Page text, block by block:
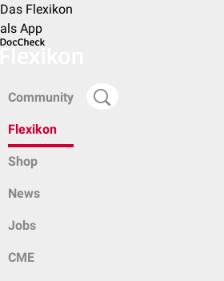
Das Flexikon
als App
Community
Flexikon
Shop
News
Jobs
CME